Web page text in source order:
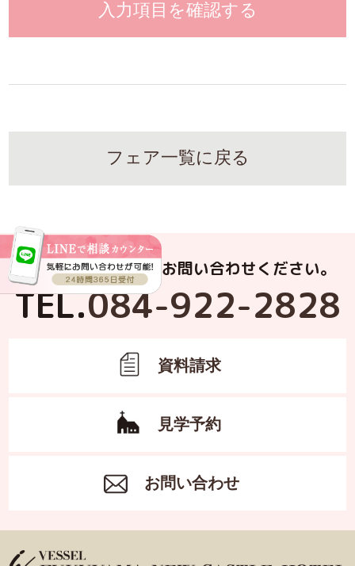
入力項目を確認する
フェア一覧に戻る
お電話でもお気軽にお問い合わせください。
TEL.084-922-2828
資料請求
見学予約
お問い合わせ